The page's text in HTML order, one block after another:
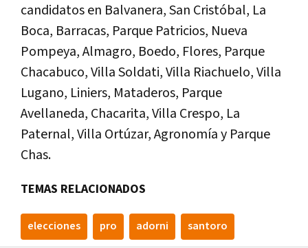
candidatos en Balvanera, San Cristóbal, La
Boca, Barracas, Parque Patricios, Nueva
Pompeya, Almagro, Boedo, Flores, Parque
Chacabuco, Villa Soldati, Villa Riachuelo, Villa
Lugano, Liniers, Mataderos, Parque
Avellaneda, Chacarita, Villa Crespo, La
Paternal, Villa Ortúzar, Agronomía y Parque
Chas.
TEMAS RELACIONADOS
elecciones pro adorni santoro